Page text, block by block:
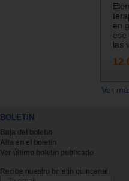
en
ese
las
Ver
BOLETÍN
Baja del boletin
Alta en el boletin
Ver último boletin publicado
Recibe nuestro boletín quincenal.